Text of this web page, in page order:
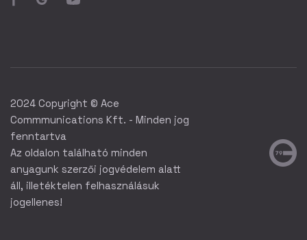
2024 Copyright © Ace
Commmunications Kft. - Minden jog
fenntartva
Az oldalon található minden
anyagunk szerzői jogvédelem alatt
áll, illetéktelen felhasználásuk
jogellenes!